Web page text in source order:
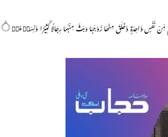
يٰٓاَيُّھَا النَّاسُ اتَّقُوْا رَبَّكُمُ الَّذِيْ خَلَقَكُمْ مِّنْ نَّفْسٍ وَّاحِدَۃٍ وَّخَلَقَ مِنْھَا زَوْجَہَا وَبَثَّ مِنْہُمَا رِجَالًا كَثِيْرًا وَّنِسَاۗءً۝۰ۚ